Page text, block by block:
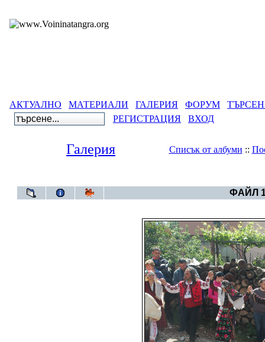
АКТУАЛНО МАТЕРИАЛИ ГАЛЕРИЯ ФОРУМ
РЕГИСТРАЦИЯ
ВХОД
Галерия Списък от албуми ::
ФАЙЛ